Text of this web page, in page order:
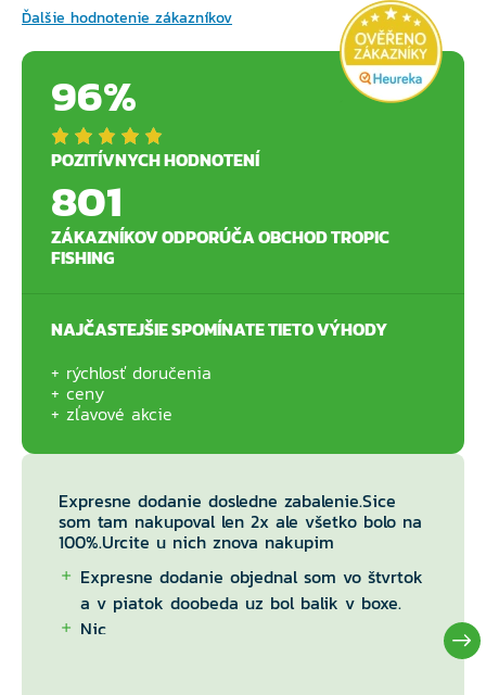
Ďalšie hodnotenie zákazníkov
96%
POZITÍVNYCH HODNOTENÍ
801
ZÁKAZNÍKOV ODPORÚČA OBCHOD TROPIC
FISHING
NAJČASTEJŠIE SPOMÍNATE TIETO VÝHODY
rýchlosť doručenia
ceny
zľavové akcie
Expresne dodanie dosledne zabalenie.Sice
som tam nakupoval len 2x ale všetko bolo na
100%.Urcite u nich znova nakupim
Expresne dodanie objednal som vo štvrtok
a v piatok doobeda uz bol balik v boxe.
Nic